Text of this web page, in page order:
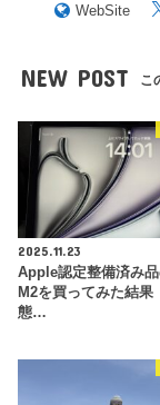
WebSite
NEW POST こ
2025.11.23
Apple認定整備済み
M2を買ってみた結果
態…